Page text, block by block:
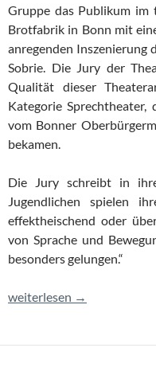
Gruppe das Publikum im
Brotfabrik in Bonn mit
anregenden Inszenierung
Sobrie. Die Jury der
Qualität dieser
Kategorie Sprechtheater,
vom Bonner
bekamen.
Die Jury schreibt in
Jugendlichen spielen
effektheischend oder
von Sprache und
besonders gelungen.“
gee whiz! wird mit einem
weiterlesen →